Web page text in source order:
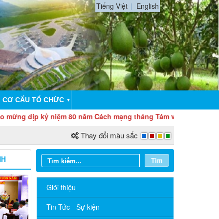
Tiếng Việt English
CƠ CẤU TỔ CHỨC ▼
dịp kỷ niệm 80 năm Cách mạng tháng Tám và Quốc khánh 2/9
Thay đổi màu sắc
Tìm
Giới thiệu
Tin Tức - Sự kiện